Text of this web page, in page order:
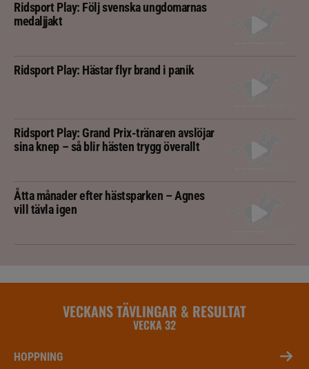
Ridsport Play: Följ svenska ungdomarnas
medaljjakt
Ridsport Play: Hästar flyr brand i panik
Ridsport Play: Grand Prix-tränaren avslöjar
sina knep – så blir hästen trygg överallt
Åtta månader efter hästsparken – Agnes
vill tävla igen
VECKANS TÄVLINGAR & RESULTAT
VECKA 32
HOPPNING